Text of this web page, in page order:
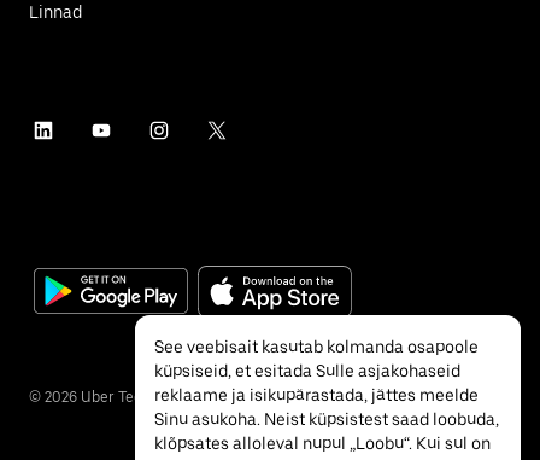
Linnad
© 2026 Uber Technologies Inc.
See veebisait kasutab kolmanda osapoole
küpsiseid, et esitada Sulle asjakohaseid
reklaame ja isikupärastada, jättes meelde
Sinu asukoha. Neist küpsistest saad loobuda,
klõpsates alloleval nupul „Loobu“. Kui sul on